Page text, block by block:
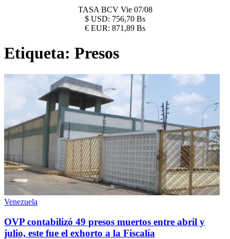
TASA BCV Vie 07/08
$ USD: 756,70 Bs
€ EUR: 871,89 Bs
Etiqueta: Presos
Venezuela
OVP contabilizó 49 presos muertos entre abril y
julio, este fue el exhorto a la Fiscalía